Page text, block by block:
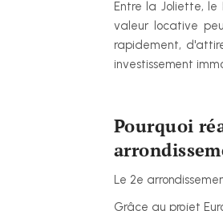
Entre la Joliette, le
valeur locative
rapidement,
investissement
Pourquoi
Le 2e
Grâce au projet